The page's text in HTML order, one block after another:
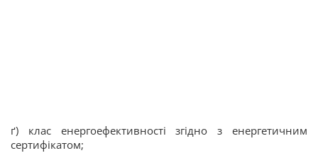
ґ) клас енергоефективності згідно з енергетичним
сертифікатом;